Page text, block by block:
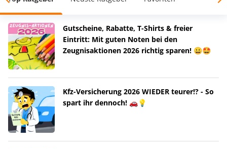
Gutscheine, Rabatte, T-Shirts & freier
Eintritt: Mit guten Noten bei den
Zeugnisaktionen 2026 richtig sparen! 😀🤩
Kfz-Versicherung 2026 WIEDER teurer!? - So
spart ihr dennoch! 🚗💡